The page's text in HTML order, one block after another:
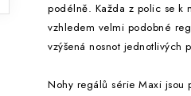
podélně. Každa z polic se k
vzhledem velmi podobné
vzýšená nosnot jednotlivých
Nohy regálů série Maxi jsou